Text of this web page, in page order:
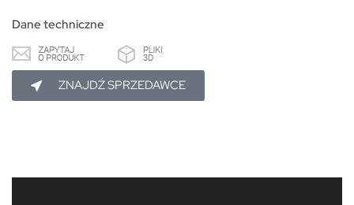
Dane techniczne
ZNAJDŹ SPRZEDAWCE